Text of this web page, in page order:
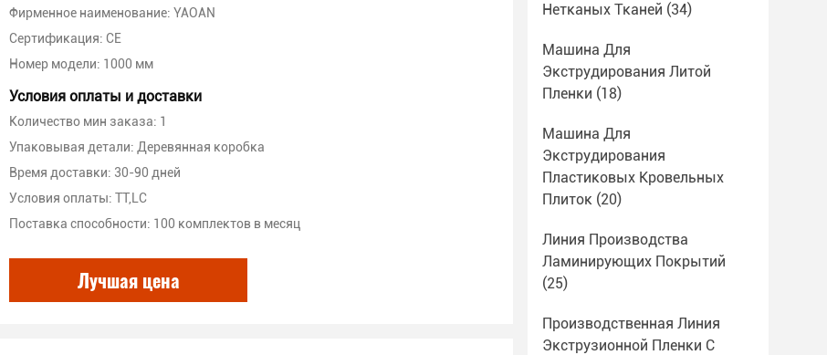
Фирменное наименование: YAOAN
Сертификация: CE
Номер модели: 1000 мм
Условия оплаты и доставки
Количество мин заказа: 1
Упаковывая детали: Деревянная коробка
Время доставки: 30-90 дней
Условия оплаты: TT,LC
Поставка способности: 100 комплектов в месяц
Лучшая цена
Нетканых Тканей (34)
Машина Для
Экструдирования Литой
Пленки (18)
Машина Для
Экструдирования
Пластиковых Кровельных
Плиток (20)
Линия Производства
Ламинирующих Покрытий
(25)
Производственная Линия
Экструзионной Пленки С